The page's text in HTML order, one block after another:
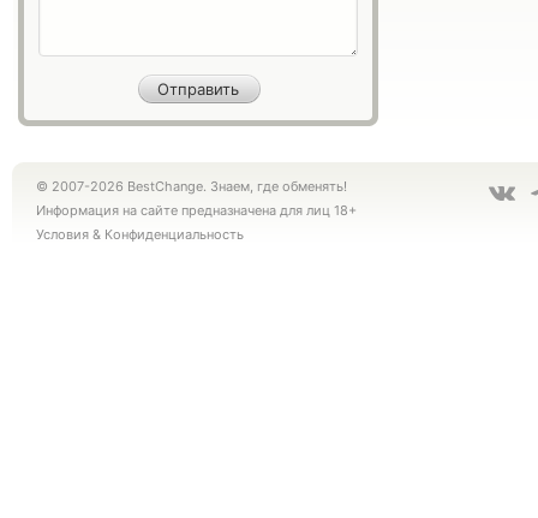
© 2007-2026 BestChange. Знаем, где обменять!
Информация на сайте предназначена для лиц 18+
Условия & Конфиденциальность